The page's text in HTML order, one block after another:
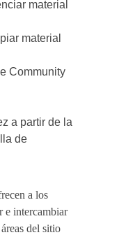
material
material
Community
a partir de la
de
a los
e intercambiar
del sitio